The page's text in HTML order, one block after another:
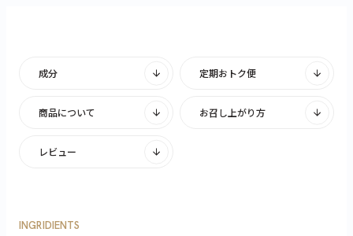
成分 定期おトク便
商品について お召し上がり方
レビュー
INGRIDIENTS